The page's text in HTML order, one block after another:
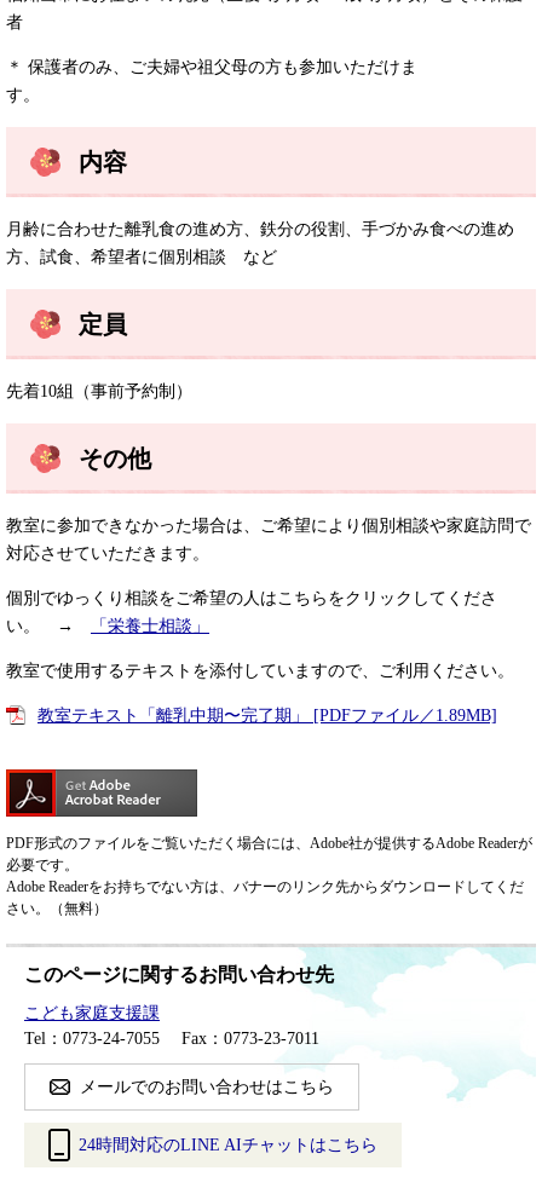
者
＊ 保護者のみ、ご夫婦や祖父母の方も参加いただけま
す。
内容
月齢に合わせた離乳食の進め方、鉄分の役割、手づかみ食べの進め
方、試食、希望者に個別相談 など
定員
先着10組（事前予約制）
その他
教室に参加できなかった場合は、ご希望により個別相談や家庭訪問で
対応させていただきます。
個別でゆっくり相談をご希望の人はこちらをクリックしてくださ
い。 →
「栄養士相談」
教室で使用するテキストを添付していますので、ご利用ください。
教室テキスト「離乳中期〜完了期」 [PDFファイル／1.89MB]
PDF形式のファイルをご覧いただく場合には、Adobe社が提供するAdobe Readerが
必要です。
Adobe Readerをお持ちでない方は、バナーのリンク先からダウンロードしてくだ
さい。（無料）
このページに関するお問い合わせ先
こども家庭支援課
Tel：0773-24-7055
Fax：0773-23-7011
メールでのお問い合わせはこちら
24時間対応のLINE AIチャットはこちら